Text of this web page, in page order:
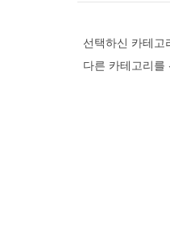
선택하신 카테고
다른 카테고리를